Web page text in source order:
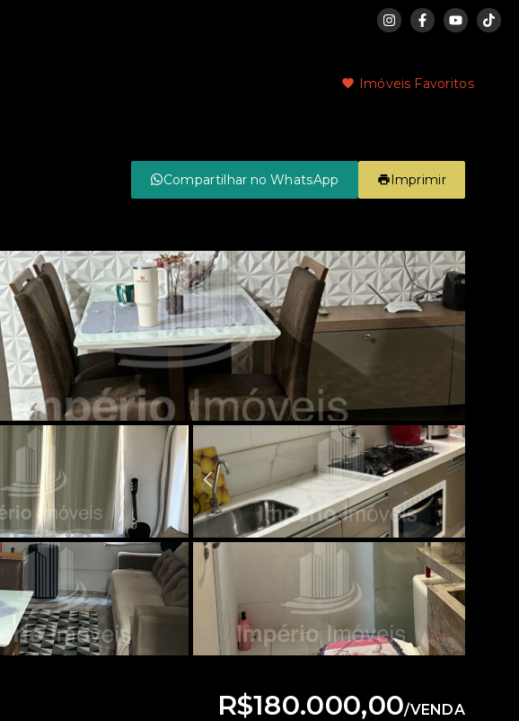
Imóveis Favoritos
Compartilhar no WhatsApp Imprimir
R$180.000,00/VENDA